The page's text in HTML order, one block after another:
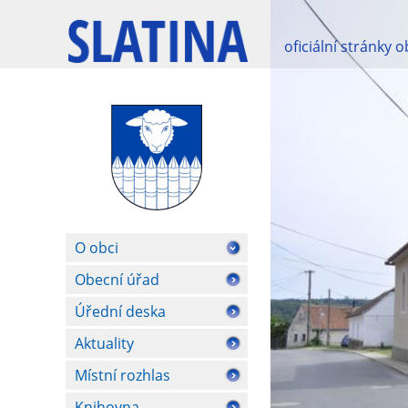
O obci
Obecní úřad
Úřední deska
Aktuality
Místní rozhlas
oficiální stránky